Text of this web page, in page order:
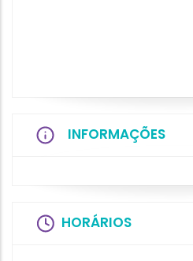
INFORMAÇÕES
HORÁRIOS